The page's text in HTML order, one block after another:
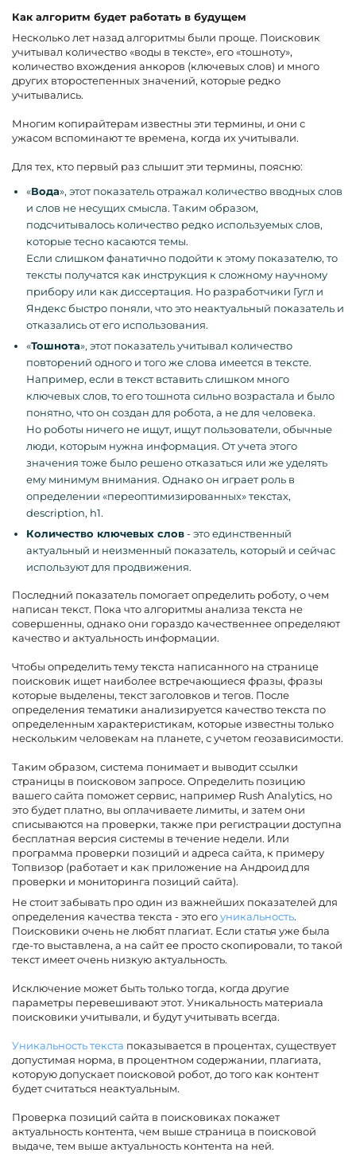
Как алгоритм будет работать в будущем
Несколько лет назад алгоритмы были проще. Поисковик
учитывал количество «воды в тексте», его «тошноту»,
количество вхождения анкоров (ключевых слов) и много
других второстепенных значений, которые редко
учитывались.
Многим копирайтерам известны эти термины, и они с
ужасом вспоминают те времена, когда их учитывали.
Для тех, кто первый раз слышит эти термины, поясню:
«Вода», этот показатель отражал количество вводных слов
и слов не несущих смысла. Таким образом,
подсчитывалось количество редко используемых слов,
которые тесно касаются темы.
Если слишком фанатично подойти к этому показателю, то
тексты получатся как инструкция к сложному научному
прибору или как диссертация. Но разработчики Гугл и
Яндекс быстро поняли, что это неактуальный показатель и
отказались от его использования.
«Тошнота», этот показатель учитывал количество
повторений одного и того же слова имеется в тексте.
Например, если в текст вставить слишком много
ключевых слов, то его тошнота сильно возрастала и было
понятно, что он создан для робота, а не для человека.
Но роботы ничего не ищут, ищут пользователи, обычные
люди, которым нужна информация. От учета этого
значения тоже было решено отказаться или же уделять
ему минимум внимания. Однако он играет роль в
определении «переоптимизированных» текстах,
description, h1.
Количество ключевых слов- это единственный
актуальный и неизменный показатель, который и сейчас
используют для продвижения.
Последний показатель помогает определить роботу, о чем
написан текст. Пока что алгоритмы анализа текста не
совершенны, однако они гораздо качественнее определяют
качество и актуальность информации.
Чтобы определить тему текста написанного на странице
поисковик ищет наиболее встречающиеся фразы, фразы
которые выделены, текст заголовков и тегов. После
определения тематики анализируется качество текста по
определенным характеристикам, которые известны только
нескольким человекам на планете, с учетом геозависимости.
Таким образом, система понимает и выводит ссылки
страницы в поисковом запросе. Определить позицию
вашего сайта поможет сервис, например Rush Analytics, но
это будет платно, вы оплачиваете лимиты, и затем они
списываются на проверки, также при регистрации доступна
бесплатная версия системы в течение недели. Или
программа проверки позиций и адреса сайта, к примеру
Топвизор (работает и как приложение на Андроид для
проверки и мониторинга позиций сайта).
Не стоит забывать про один из важнейших показателей для
определения качества текста - это егоуникальность.
Поисковики очень не любят плагиат. Если статья уже была
где-то выставлена, а на сайт ее просто скопировали, то такой
текст имеет очень низкую актуальность.
Исключение может быть только тогда, когда другие
параметры перевешивают этот. Уникальность материала
поисковики учитывали, и будут учитывать всегда.
Уникальность текста показывается в процентах, существует
допустимая норма, в процентном содержании, плагиата,
которую допускает поисковой робот, до того как контент
будет считаться неактуальным.
Проверка позиций сайта в поисковиках покажет
актуальность контента, чем выше страница в поисковой
выдаче, тем выше актуальность контента на ней.